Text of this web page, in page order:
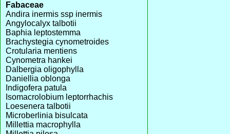
Fabaceae
Andira inermis ssp inermis
Angylocalyx talbotii
Baphia leptostemma
Brachystegia cynometroides
Crotularia mentiens
Cynometra hankei
Dalbergia oligophylla
Daniellia oblonga
Indigofera patula
Isomacrolobium leptorrhachis
Loesenera talbotii
Microberlinia bisulcata
Millettia macrophylla